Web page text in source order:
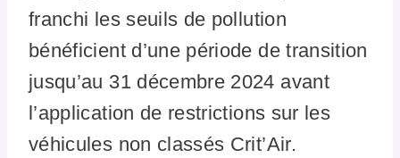
franchi les seuils de pollution
bénéficient d’une période de transition
jusqu’au 31 décembre 2024 avant
l’application de restrictions sur les
véhicules non classés Crit’Air.